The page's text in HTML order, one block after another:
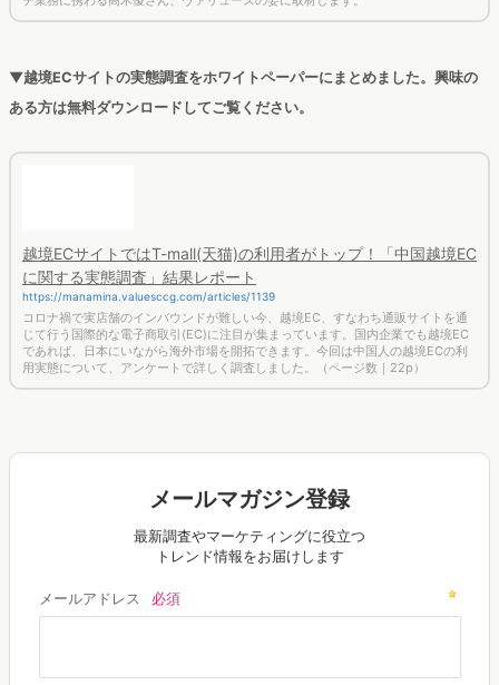
▼越境ECサイトの実態調査をホワイトペーパーにまとめました。興味の
ある方は無料ダウンロードしてご覧ください。
越境ECサイトではT-mall(天猫)の利用者がトップ！「中国越境EC
に関する実態調査」結果レポート
https://manamina.valuesccg.com/articles/1139
コロナ禍で実店舗のインバウンドが難しい今、越境EC、すなわち通販サイトを通
じて行う国際的な電子商取引(EC)に注目が集まっています。国内企業でも越境EC
であれば、日本にいながら海外市場を開拓できます。今回は中国人の越境ECの利
用実態について、アンケートで詳しく調査しました。（ページ数｜22p）
メールマガジン登録
最新調査やマーケティングに役立つ
トレンド情報をお届けします